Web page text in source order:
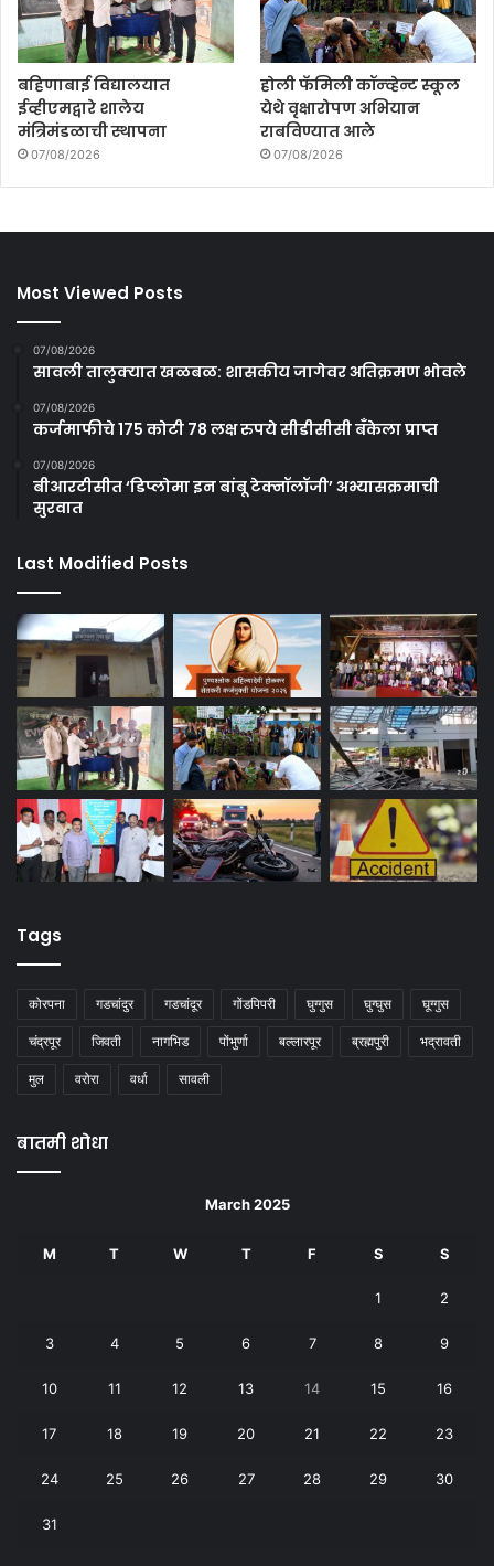
बहिणाबाई विद्यालयात
ईव्हीएमद्वारे शालेय
मंत्रिमंडळाची स्थापना
07/08/2026
होली फॅमिली कॉन्व्हेन्ट स्कूल
येथे वृक्षारोपण अभियान
राबविण्यात आले
07/08/2026
Most Viewed Posts
07/08/2026
सावली तालुक्यात खळबळ: शासकीय जागेवर अतिक्रमण भोवले
07/08/2026
कर्जमाफीचे 175 कोटी 78 लक्ष रुपये सीडीसीसी बँकेला प्राप्त
07/08/2026
बीआरटीसीत ‘डिप्लोमा इन बांबू टेक्नॉलॉजी’ अभ्यासक्रमाची
सुरवात
Last Modified Posts
Tags
कोरपना गडचांदुर गडचांदूर गोंडपिपरी घुग्गुस घुग्घुस घूग्गुस
चंद्रपूर जिवती नागभिड पोंभुर्णा बल्लारपूर ब्रह्मपुरी भद्रावती
मुल वरोरा वर्धा सावली
बातमी शोधा
March 2025
M T W T F S S
1 2
3 4 5 6 7 8 9
10 11 12 13 14 15 16
17 18 19 20 21 22 23
24 25 26 27 28 29 30
31